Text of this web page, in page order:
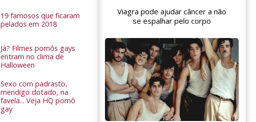
19 famosos que ficaram
pelados em 2018
Já? Filmes pornôs gays
entram no clima de
Halloween
Sexo com padrasto,
mendigo dotado, na
favela... Veja HQ pornô
gay
Viagra pode ajudar câncer a não
se espalhar pelo corpo